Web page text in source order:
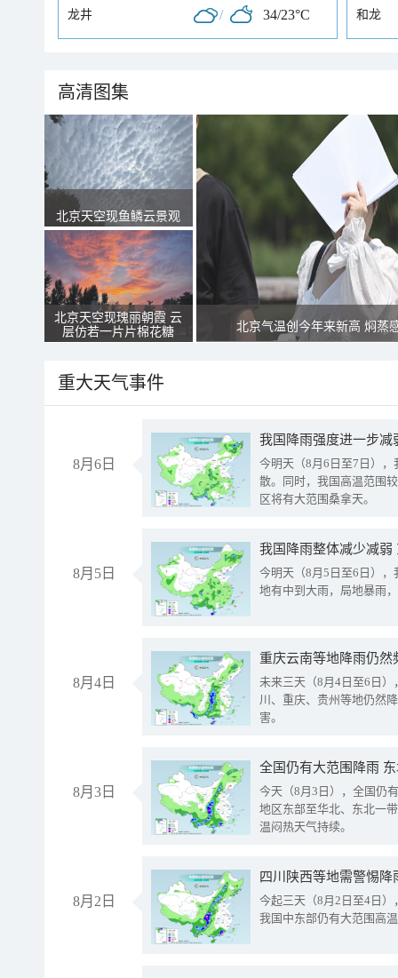
龙井 / 34/23°C 和龙
高清图集
北京天空现鱼鳞云景观
北京天空现瑰丽朝霞 云
层仿若一片片棉花糖
北京气温创今年来新高 焖蒸
重大天气事件
8月6日
今明天（8月6日至7日）
散。同时，我国高温范围
区将有大范围桑拿天。
8月5日
我国降雨整体减少减弱
今明天（8月5日至6日）
地有中到大雨，局地暴雨
8月4日
重庆云南等地降雨仍然
未来三天（8月4日至6日
川、重庆、贵州等地仍然
害。
8月3日
全国仍有大范围降雨
今天（8月3日），全国仍
地区东部至华北、东北一
温闷热天气持续。
8月2日
今起三天（8月2日至4日
我国中东部仍有大范围高